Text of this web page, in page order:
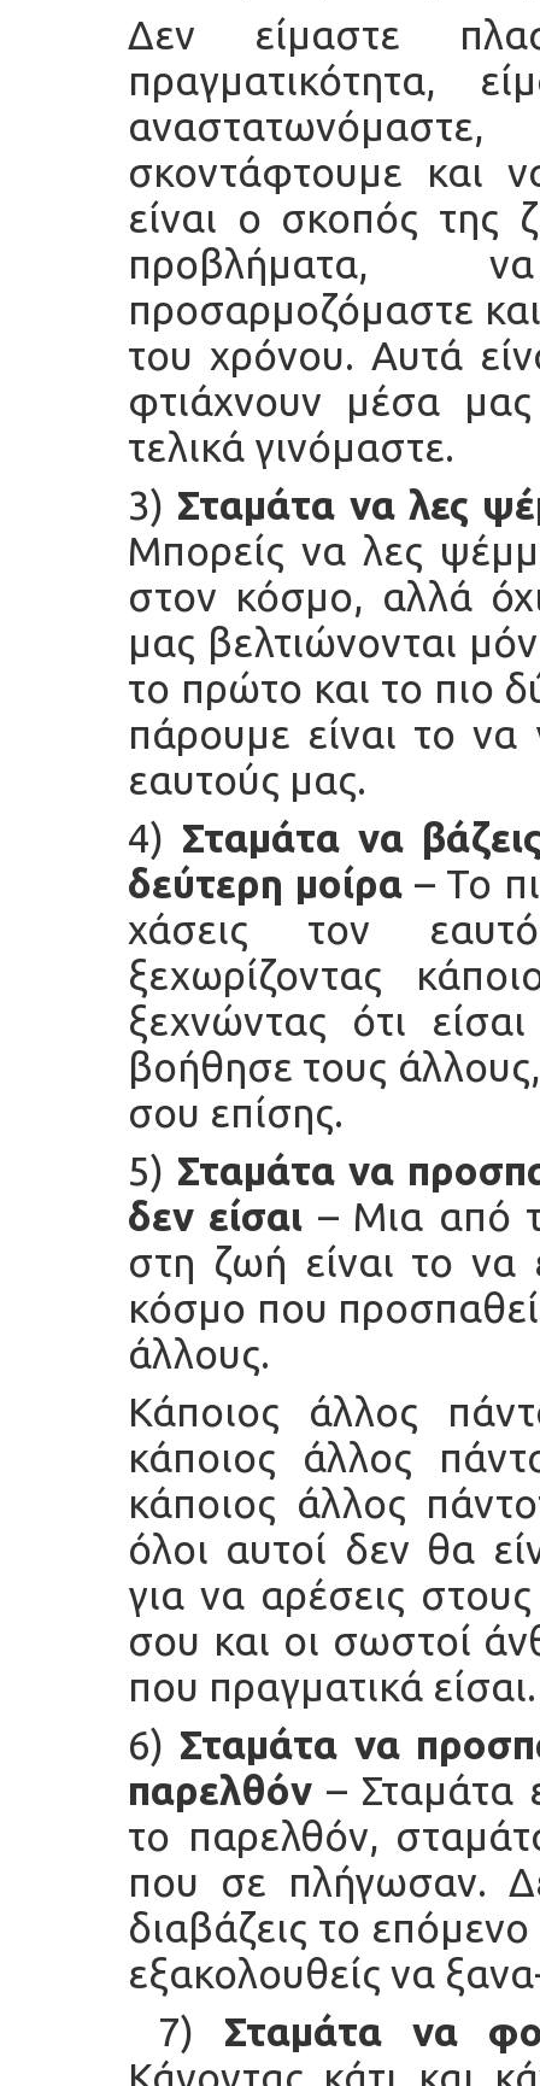
Δεν είμαστε
πραγματικότητα,
σκοντάφτουμε και
είναι ο σκοπός της
προβλήματα,
προσαρμοζόμαστε
του χρόνου. Αυτά
φτιάχνουν μέσα
τελικά γινόμαστε.
3) Σταμάτα να λες
Μπορείς να λες
στον κόσμο, αλλά
μας βελτιώνονται
το πρώτο και το πιο
πάρουμε είναι το να
εαυτούς μας.
4) Σταμάτα να
δεύτερη μοίρα– Το
χάσεις τον
ξεχωρίζοντας
ξεχνώντας ότι
βοήθησε τους
σου επίσης.
5) Σταμάτα να
δεν είσαι – Μια από
στη ζωή είναι το
κόσμο που
άλλους.
Κάποιος άλλος
κάποιος άλλος
κάποιος άλλος
όλοι αυτοί δεν θα
για να αρέσεις
σου και οι σωστοί
που πραγματικά
6) Σταμάτα να
παρελθόν – Σταμάτα
το παρελθόν,
που σε πλήγωσαν.
διαβάζεις το
εξακολουθείς να
7) Σταμάτα να
Κάνοντας κάτι και